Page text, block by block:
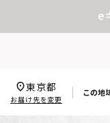
e
この地
東京都
お届け先を変更